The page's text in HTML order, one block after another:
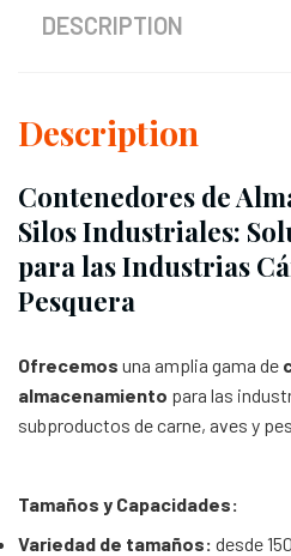
DESCRIPTION
Description
Contenedores de
Silos Industriales:
para las Industrias
Pesquera
Ofrecemos una amplia gama de
almacenamiento para las
subproductos de carne, aves y
Tamaños y Capacidades:
Variedad de tamaños: desde